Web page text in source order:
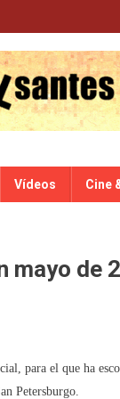
Vídeos Cine
mayo de
para el que ha
Petersburgo.